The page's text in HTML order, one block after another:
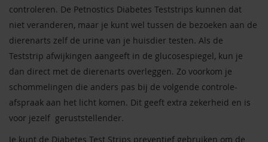
controleren. De Petnostics Diabetes Teststrips kunnen dat
niet veranderen, maar je kunt wel tussen de bezoeken aan de
dierenarts zelf de urine van je huisdier testen. Als de
Teststrip afwijkingen aangeeft in de glucosespiegel, kun je
dan direct met de dierenarts overleggen. Zo voorkom je
schommelingen die anders pas bij de volgende controle-
afspraak aan het licht komen. Dit geeft extra zekerheid en is
voor jezelf geruststellender.
Je kunt de Diabetes Test Strips preventief gebruiken om de